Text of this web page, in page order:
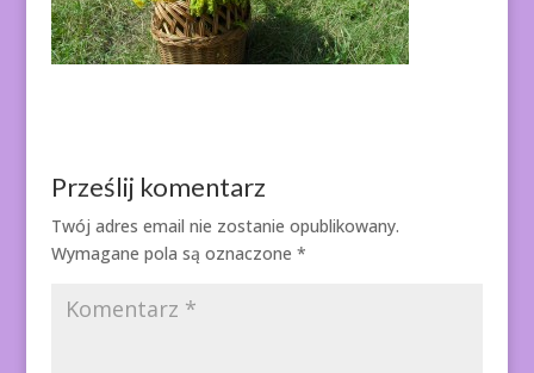
Prześlij komentarz
Twój adres email nie zostanie opublikowany.
Wymagane pola są oznaczone *